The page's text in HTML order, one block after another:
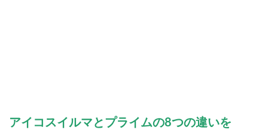
アイコスイルマとプライムの8つの違いを